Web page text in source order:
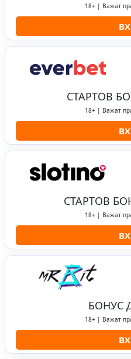
18+ | Важат
СТАРТОВ
18+ | Важат
СТАРТОВ
18+ | Важат
БОНУС
18+ | Важат